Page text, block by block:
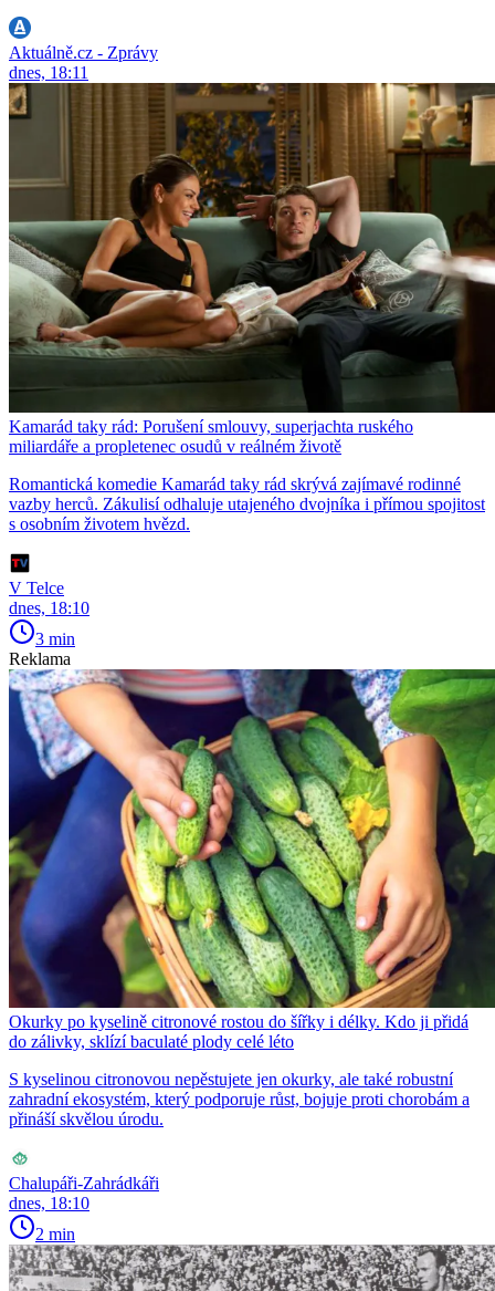
Aktuálně.cz - Zprávy
dnes, 18:11
Kamarád taky rád: Porušení smlouvy, superjachta ruského
miliardáře a propletenec osudů v reálném životě
Romantická komedie Kamarád taky rád skrývá zajímavé rodinné
vazby herců. Zákulisí odhaluje utajeného dvojníka i přímou spojitost
s osobním životem hvězd.
V Telce
dnes, 18:10
3 min
Reklama
Okurky po kyselině citronové rostou do šířky i délky. Kdo ji přidá
do zálivky, sklízí baculaté plody celé léto
S kyselinou citronovou nepěstujete jen okurky, ale také robustní
zahradní ekosystém, který podporuje růst, bojuje proti chorobám a
přináší skvělou úrodu.
Chalupáři-Zahrádkáři
dnes, 18:10
2 min